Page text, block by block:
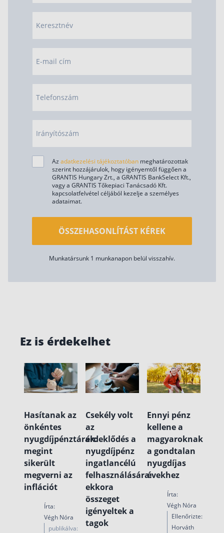
Keresztnév
E-mail cím
Telefonszám
Irányítószám
Az adatkezelési tájékoztatóban meghatározottak
szerint hozzájárulok, hogy igényemtől függően a
GRANTIS Hungary Zrt., a GRANTIS BankSelect Kft.,
vagy a GRANTIS Tőkepiaci Tanácsadó Kft.
kapcsolatfelvétel céljából kezelje a személyes
adataimat.
ÖSSZEHASONLÍTÁST KÉREK
Munkatársunk 1 munkanapon belül visszahív.
Ez is érdekelhet
Hasítanak az
önkéntes
nyugdíjpénztárak:
megint
sikerült
megverni az
inflációt
Írta:
Végh Nóra
publikálva:
Csekély volt
az
érdeklődés a
nyugdíjpénz
ingatlancélú
felhasználására:
ekkora
összeget
igényeltek a
tagok
Ennyi pénz
kellene a
magyaroknak
a gondtalan
nyugdíjas
évekhez
Írta:
Végh Nóra
Ellenőrizte:
Horváth